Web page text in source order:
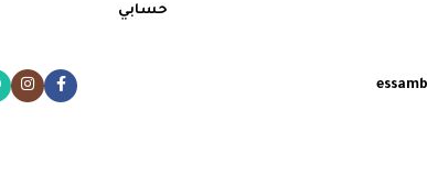
حسابي